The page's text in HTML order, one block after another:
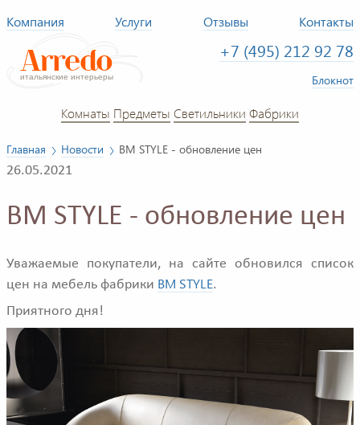
Компания Услуги Отзывы Контакты
+7 (495) 212 92 78
Блокнот
Комнаты Предметы Светильники Фабрики
Главная Новости
BM STYLE - обновление цен
26.05.2021
BM STYLE - обновление цен
Уважаемые покупатели, на сайте обновился список
цен на мебель фабрики BM STYLE.
Приятного дня!